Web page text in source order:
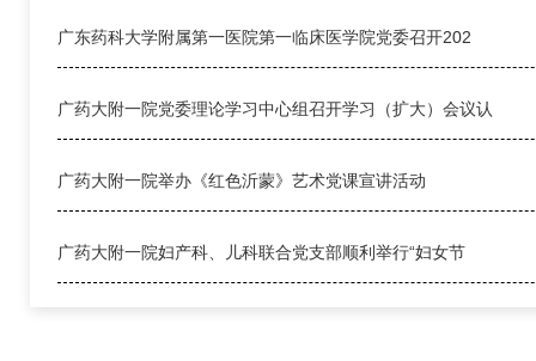
广东药科大学附属第一医院第一临床医学院党委召开202
广药大附一院党委理论学习中心组召开学习（扩大）会议认
广药大附一院举办《红色沂蒙》艺术党课宣讲活动
广药大附一院妇产科、儿科联合党支部顺利举行“妇女节